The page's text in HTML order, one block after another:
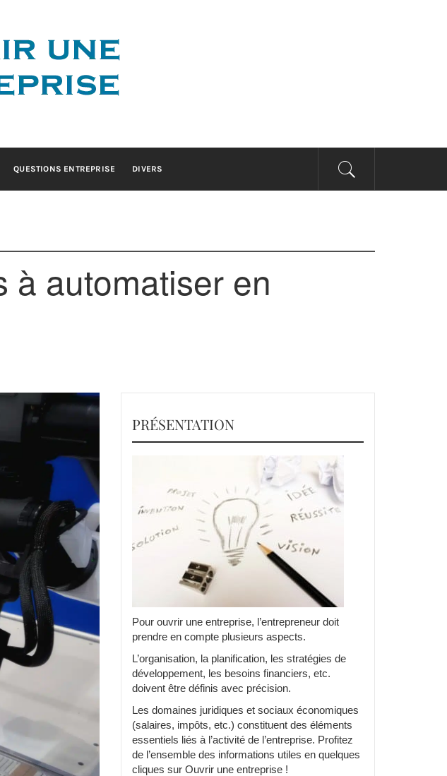
QUESTIONS ENTREPRISE DIVERS
à automatiser en
PRÉSENTATION
Pour ouvrir une entreprise, l’entrepreneur doit
prendre en compte plusieurs aspects.
L’organisation, la planification, les stratégies de
développement, les besoins financiers, etc.
doivent être définis avec précision.
Les domaines juridiques et sociaux économiques
(salaires, impôts, etc.) constituent des éléments
essentiels liés à l’activité de l’entreprise. Profitez
de l’ensemble des informations utiles en quelques
cliques sur Ouvrir une entreprise !